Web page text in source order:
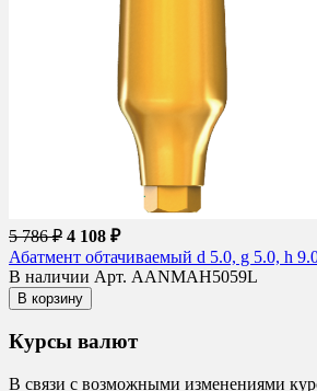
5 786 ₽ 4 108 ₽
Абатмент обтачиваемый d 5.0, g 5.0, h
В наличии Арт. AANMAH5059L
В корзину
Курсы валют
В связи с возможными изменениями